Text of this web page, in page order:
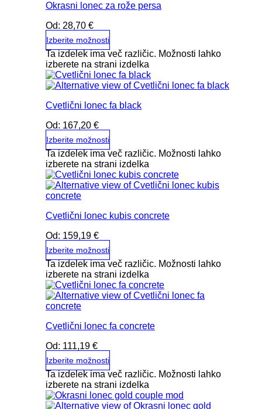
Okrasni lonec za rože persa
Od: 28,70 €
Izberite možnosti
Ta izdelek ima več različic. Možnosti lahko
izberete na strani izdelka
Cvetlični lonec fa black
Od: 167,20 €
Izberite možnosti
Ta izdelek ima več različic. Možnosti lahko
izberete na strani izdelka
Cvetlični lonec kubis concrete
Od: 159,19 €
Izberite možnosti
Ta izdelek ima več različic. Možnosti lahko
izberete na strani izdelka
Cvetlični lonec fa concrete
Od: 111,19 €
Izberite možnosti
Ta izdelek ima več različic. Možnosti lahko
izberete na strani izdelka